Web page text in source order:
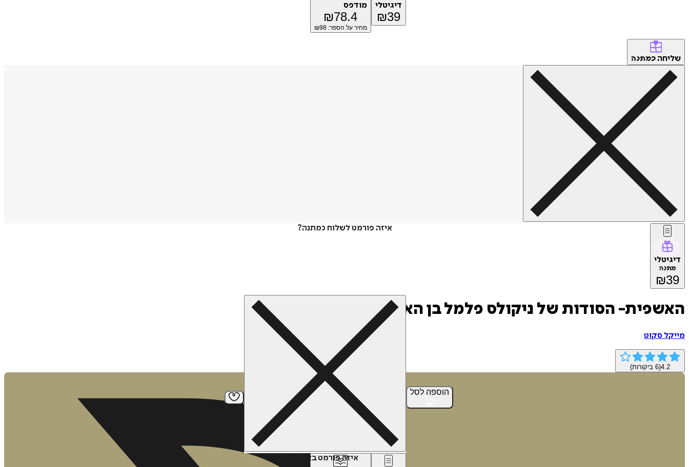
דיגיטלי
₪39
מודפס
₪78.4
מחיר על הספר: ₪98
שליחה כמתנה
איזה פורמט לשלוח כמתנה?
דיגיטלי
מתנה
₪39
הוספה לסל
איזה פורמט בא לך?
האשפית- הסודות של ניקולס פלמל בן האלמוות 6
מייקל סקוט
4.2
(
6 ביקורות)